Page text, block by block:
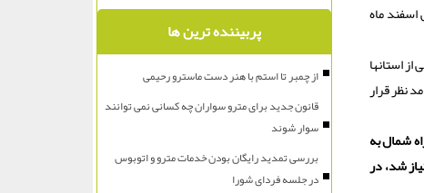
ماه
استانها
نظر قرار
شمال به
شد، در
پربیننده ترین ها
از چمبر تا استم با هنر دست ماسترو رحیمی
قانون جدید برای مترو سواران چه کسانی نمی توانند
سوار شوند
بررسی تمدید رایگان بودن خدمات مترو و اتوبوس
در جلسه فردای شورا